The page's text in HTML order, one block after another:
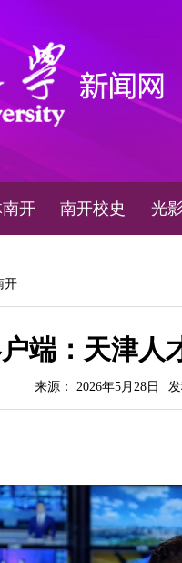
开 南开校史 光
开
端：天津人
来源： 2026年5月28日